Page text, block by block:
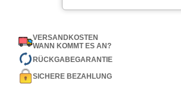
VERSANDKOSTEN
WANN KOMMT ES AN?
RÜCKGABEGARANTIE
SICHERE BEZAHLUNG